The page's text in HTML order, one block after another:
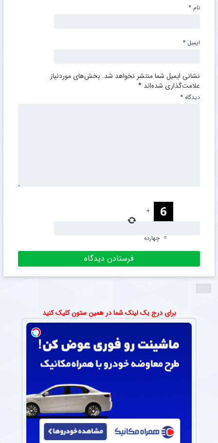
نشانی ایمیل شما منتشر نخواهد شد. بخش‌های موردنیاز
علامت‌گذاری شده‌اند *
دیدگاه *
نام *
ایمیل *
+
= چهارده
برای درج بک لینک شما در همین ستون کلیک کنید